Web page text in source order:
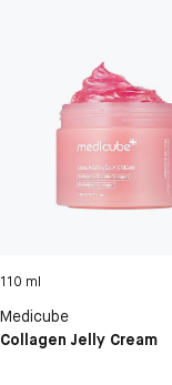
110 ml
Medicube
Collagen Jelly Cream